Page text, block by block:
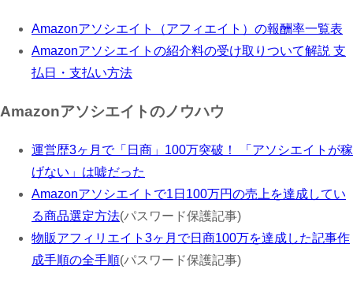
Amazonアソシエイト（アフィエイト）の報酬率一覧表
Amazonアソシエイトの紹介料の受け取りついて解説 支
払日・支払い方法
Amazonアソシエイトのノウハウ
運営歴3ヶ月で「日商」100万突破！ 「アソシエイトが稼
げない」は嘘だった
Amazonアソシエイトで1日100万円の売上を達成してい
る商品選定方法(パスワード保護記事)
物販アフィリエイト3ヶ月で日商100万を達成した記事作
成手順の全手順(パスワード保護記事)